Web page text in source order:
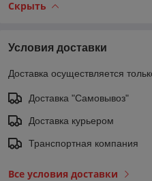
Скрыть
Условия доставки
Доставка осуществляется
Доставка "Самовывоз"
Доставка курьером
Транспортная компания
Все условия доставки